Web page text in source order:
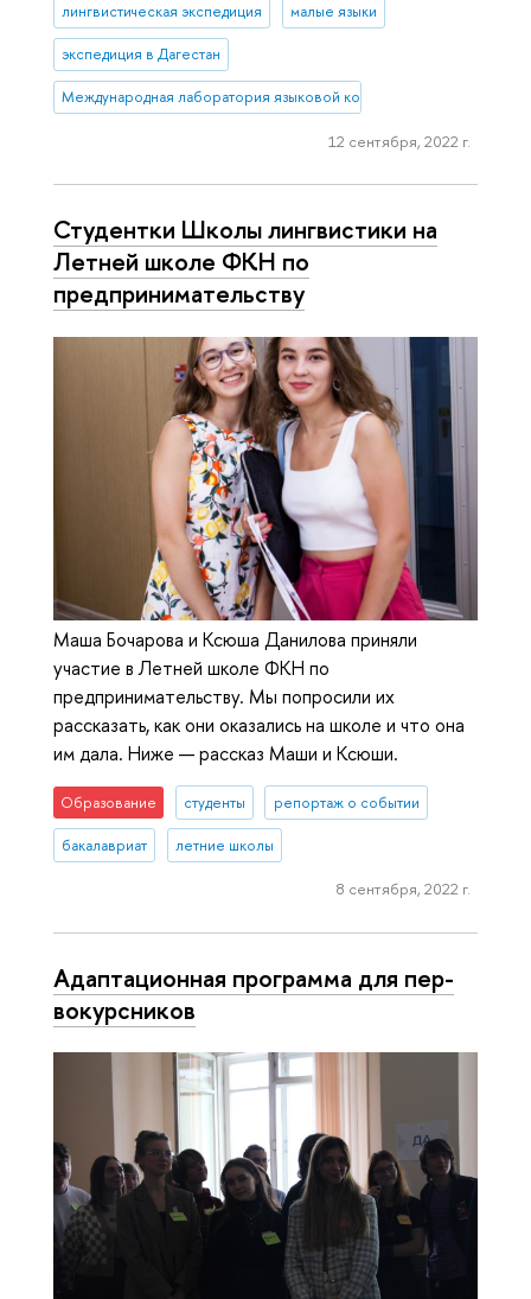
лингвистическая экспедиция малые языки
экспедиция в Дагестан
Международная лаборатория языковой конвергенции
12 сентября, 2022 г.
Студентки Школы лингвистики на
Летней школе ФКН по
предпринимательству
Маша Бочарова и Ксюша Данилова приняли
участие в Летней школе ФКН по
предпринимательству. Мы попросили их
рассказать, как они оказались на школе и что она
им дала. Ниже — рассказ Маши и Ксюши.
Образование студенты репортаж о событии
бакалавриат летние школы
8 сентября, 2022 г.
Адап­та­ци­он­ная программа для пер­
во­курс­ни­ков